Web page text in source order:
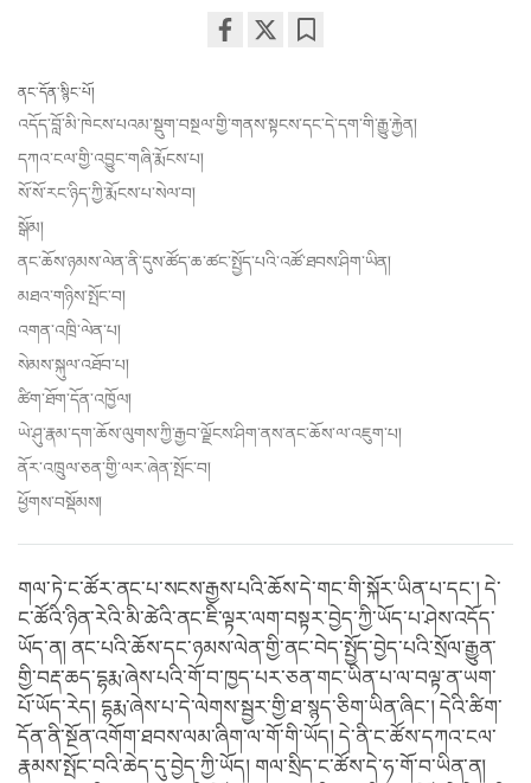
facebook
ནང་དོན་སྙིང་པོ།
འདོད་བློ་མི་ཁེངས་པའམ་སྡུག་བསྔལ་གྱི་གནས་སྟངས་དང་དེ་དག་གི་རྒྱུ་རྐྱེན།
དཀའ་ངལ་གྱི་འབྱུང་གཞི་རྨོངས་པ།
སོ་སོ་རང་ཉིད་ཀྱི་རྨོངས་པ་སེལ་བ།
སྒོམ།
ནང་ཆོས་ཉམས་ལེན་ནི་དུས་ཚོད་ཆ་ཚང་སྤྱོད་པའི་འཚོ་ཐབས་ཤིག་ཡིན།
མཐའ་གཉིས་སྤོང་བ།
འགན་འཁྲི་ལེན་པ།
སེམས་སྐུལ་འཐོབ་པ།
ཚིག་ཐོག་དོན་འཁྱོལ།
ཡེ་ཤུ་རྣམ་དག་ཆོས་ལུགས་ཀྱི་རྒྱབ་ལྗོངས་ཤིག་ནས་ནང་ཆོས་ལ་འཇུག་པ།
ནོར་འཁྲུལ་ཅན་གྱི་ལར་ཞེན་སྤོང་བ།
ཕྱོགས་བསྡོམས།
གལ་ཏེ་ང་ཚོར་ནང་པ་སངས་རྒྱས་པའི་ཆོས་དེ་གང་གི་སྐོར་ཡིན་པ་དང་། དེ་
ང་ཚོའི་ཉིན་རེའི་མི་ཚེའི་ནང་ཇི་ལྟར་ལག་བསྟར་བྱེད་ཀྱི་ཡོད་པ་ཤེས་འདོད་
ཡོད་ན། ནང་པའི་ཆོས་དང་ཉམས་ལེན་གྱི་ནང་བེད་སྤྱོད་བྱེད་པའི་སྲོལ་རྒྱུན་
གྱི་བརྡ་ཆད་དྷརྨ་ཞེས་པའི་གོ་བ་ཁྱད་པར་ཅན་གང་ཡིན་པ་ལ་བལྟ་ན་ཡག་
པོ་ཡོད་རེད། དྷརྨ་ཞེས་པ་དེ་ལེགས་སྦྱར་གྱི་ཐ་སྙད་ཅིག་ཡིན་ཞིང་། དེའི་ཚིག་
དོན་ནི་སྔོན་འགོག་ཐབས་ལམ་ཞིག་ལ་གོ་གི་ཡོད། དེ་ནི་ང་ཚོས་དཀའ་ངལ་
རྣམས་སྤོང་བའི་ཆེད་དུ་བྱེད་ཀྱི་ཡོད། གལ་སྲིད་ང་ཚོས་དེ་ཧ་གོ་བ་ཡིན་ན།